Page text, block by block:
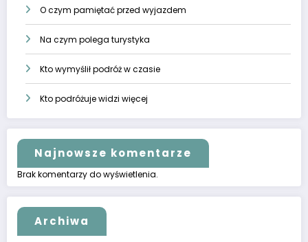
O czym pamiętać przed wyjazdem
Na czym polega turystyka
Kto wymyślił podróż w czasie
Kto podróżuje widzi więcej
Najnowsze komentarze
Brak komentarzy do wyświetlenia.
Archiwa